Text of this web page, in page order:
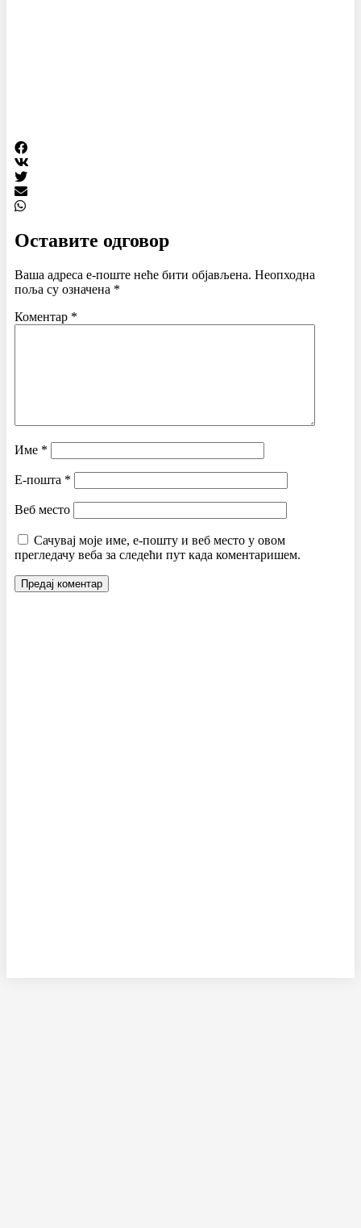
Оставите одговор
Ваша адреса е-поште неће бити објављена. Неопходна
поља су означена *
Коментар *
Име *
Е-пошта *
Веб место
Сачувај моје име, е-пошту и веб место у овом
прегледачу веба за следећи пут када коментаришем.